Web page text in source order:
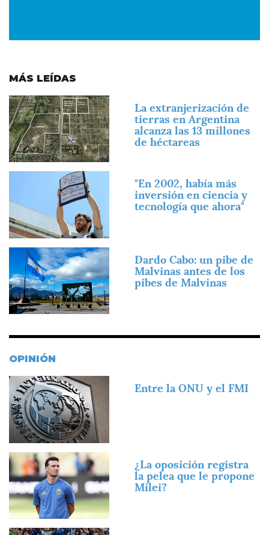
MÁS LEÍDAS
Imagen
La extranjerización de
tierras en Argentina
alcanza las 13 millones
de héctareas
"En 2002, había más
inversión en ciencia y
tecnología que ahora"
Imagen
Dardo Cabo: un pibe de
Malvinas antes de los
pibes de Malvinas
OPINIÓN
Imagen Entre la ONU y el FMI
Imagen
¿La oposición registra
la pelea que le propone
Milei?